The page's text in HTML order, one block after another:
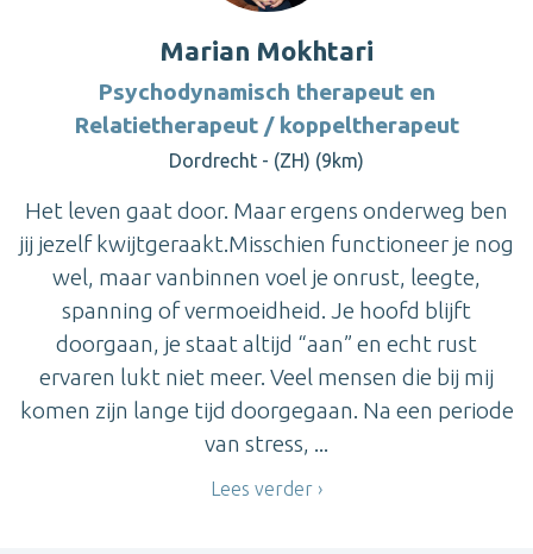
Marian Mokhtari
Psychodynamisch therapeut en
Relatietherapeut / koppeltherapeut
Dordrecht - (ZH) (9km)
Het leven gaat door. Maar ergens onderweg ben
jij jezelf kwijtgeraakt.Misschien functioneer je nog
wel, maar vanbinnen voel je onrust, leegte,
spanning of vermoeidheid. Je hoofd blijft
doorgaan, je staat altijd “aan” en echt rust
ervaren lukt niet meer. Veel mensen die bij mij
komen zijn lange tijd doorgegaan. Na een periode
van stress, ...
Lees verder